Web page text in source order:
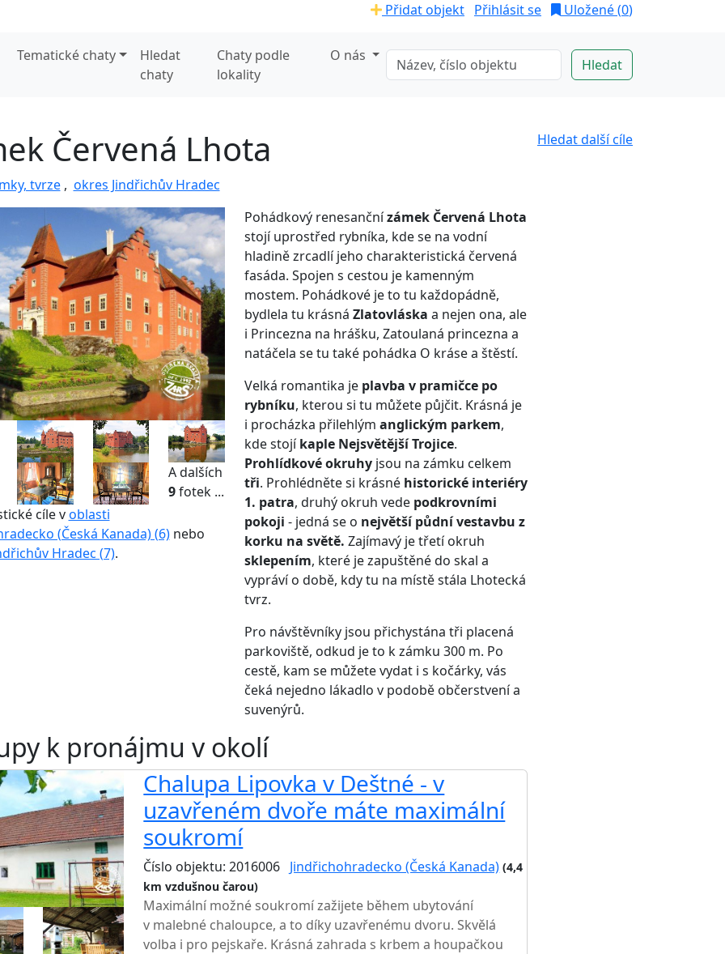
Přidat objekt Přihlásit se Uložené (0)
Tematické chaty
Hledat
chaty
Chaty podle
lokality
O nás
Hledat další cíle
Červená Lhota
tvrze, okres Jindřichův Hradec
A dalších
9fotek ...
cíle voblasti
(Česká Kanada) (6)nebo
Hradec (7).
Pohádkový renesančnízámek Červená Lhota
stojí uprostřed rybníka, kde se na vodní
hladině zrcadlí jeho charakteristická červená
fasáda. Spojen s cestou je kamenným
mostem. Pohádkové je to tu každopádně,
bydlela tu krásná Zlatovláska a nejen ona, ale
i Princezna na hrášku, Zatoulaná princezna a
natáčela se tu také pohádka O kráse a štěstí.
Velká romantika jeplavba v pramičce po
rybníku, kterou si tu můžete půjčit. Krásná je
i procházka přilehlým anglickým parkem,
kde stojíkaple Nejsvětější Trojice.
Prohlídkové okruhyjsou na zámku celkem
tři. Prohlédněte si krásné historické interiéry
1. patra, druhý okruh vede podkrovními
pokoji - jedná se o největší půdní vestavbu z
korku na světě. Zajímavý je třetí okruh
sklepením, které je zapuštěné do skal a
vypráví o době, kdy tu na místě stála Lhotecká
tvrz.
Pro návštěvníky jsou přichystána tři placená
parkoviště, odkud je to k zámku 300 m. Po
cestě, kam se můžete vydat i s kočárky, vás
čeká nejedno lákadlo v podobě občerstvení a
suvenýrů.
k pronájmu v okolí
Chalupa Lipovka v Deštné - v
uzavřeném dvoře máte maximální
soukromí
Číslo objektu: 2016006 Jindřichohradecko (Česká Kanada) (4,4
km vzdušnou čarou)
Maximální možné soukromí zažijete během ubytování
v malebné chaloupce, a to díky uzavřenému dvoru. Skvělá
volba i pro pejskaře. Krásná zahrada s krbem a houpačkou